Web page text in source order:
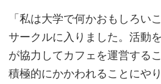
「私は大学で何かおもしろい
サークルに入りました。活動
が協力してカフェを運営する
積極的にかかわれることにや